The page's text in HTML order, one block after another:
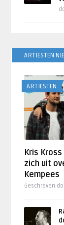
ARTIESTEN
ARTIESTEN
Kris
zich uit
Kempees
Geschreven